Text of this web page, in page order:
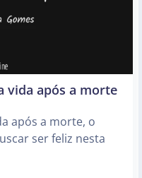
vida após a morte
após a morte, o
ser feliz nesta